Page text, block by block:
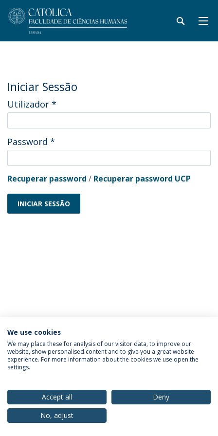
Iniciar Sessão
Utilizador *
Password *
Recuperar password / Recuperar password UCP
INICIAR SESSÃO
Política de Privacidade
Termos & Condições
Direitos do Titular dos Dados
© 2026 Universidade Católica Portuguesa
We use cookies
We may place these for analysis of our visitor data, to improve our
website, show personalised content and to give you a great website
experience. For more information about the cookies we use open the
settings.
Accept all
Deny
No, adjust